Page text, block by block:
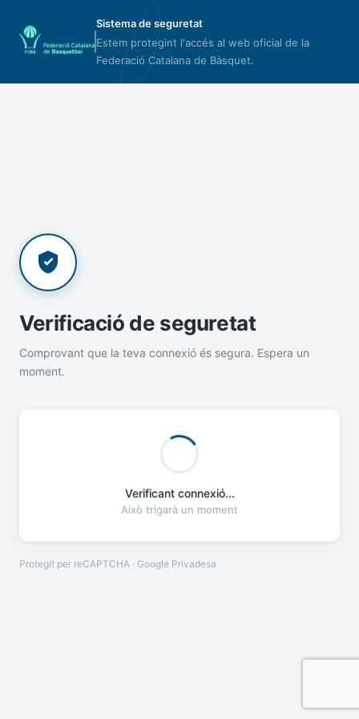
Sistema de seguretat
Estem protegint l'accés al web oficial de la
Federació Catalana de Bàsquet.
Verificació de seguretat
Comprovant que la teva connexió és segura. Espera un
moment.
Verificant connexió...
Això trigarà un moment
Protegit per reCAPTCHA · Google Privadesa